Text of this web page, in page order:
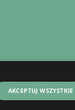
AKCEPTUJ WSZYSTKIE